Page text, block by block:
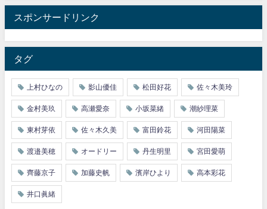
スポンサードリンク
タグ
上村ひなの 影山優佳 松田好花 佐々木美玲
金村美玖 高瀬愛奈 小坂菜緒 潮紗理菜
東村芽依 佐々木久美 富田鈴花 河田陽菜
渡邉美穂 オードリー 丹生明里 宮田愛萌
齊藤京子 加藤史帆 濱岸ひより 高本彩花
井口眞緒